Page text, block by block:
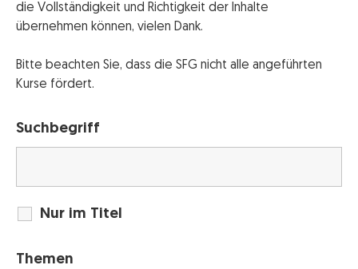
die Vollständigkeit und Richtigkeit der Inhalte
übernehmen können, vielen Dank.
Bitte beachten Sie, dass die SFG nicht alle angeführten
Kurse fördert.
Suchbegriff
Nur im Titel
Themen